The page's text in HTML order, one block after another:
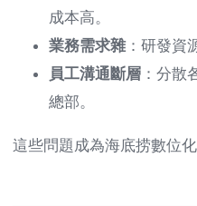
成本高。
業務需求雜：研發資
員工溝通斷層 ：分散
總部。
這些問題成為海底捞數位